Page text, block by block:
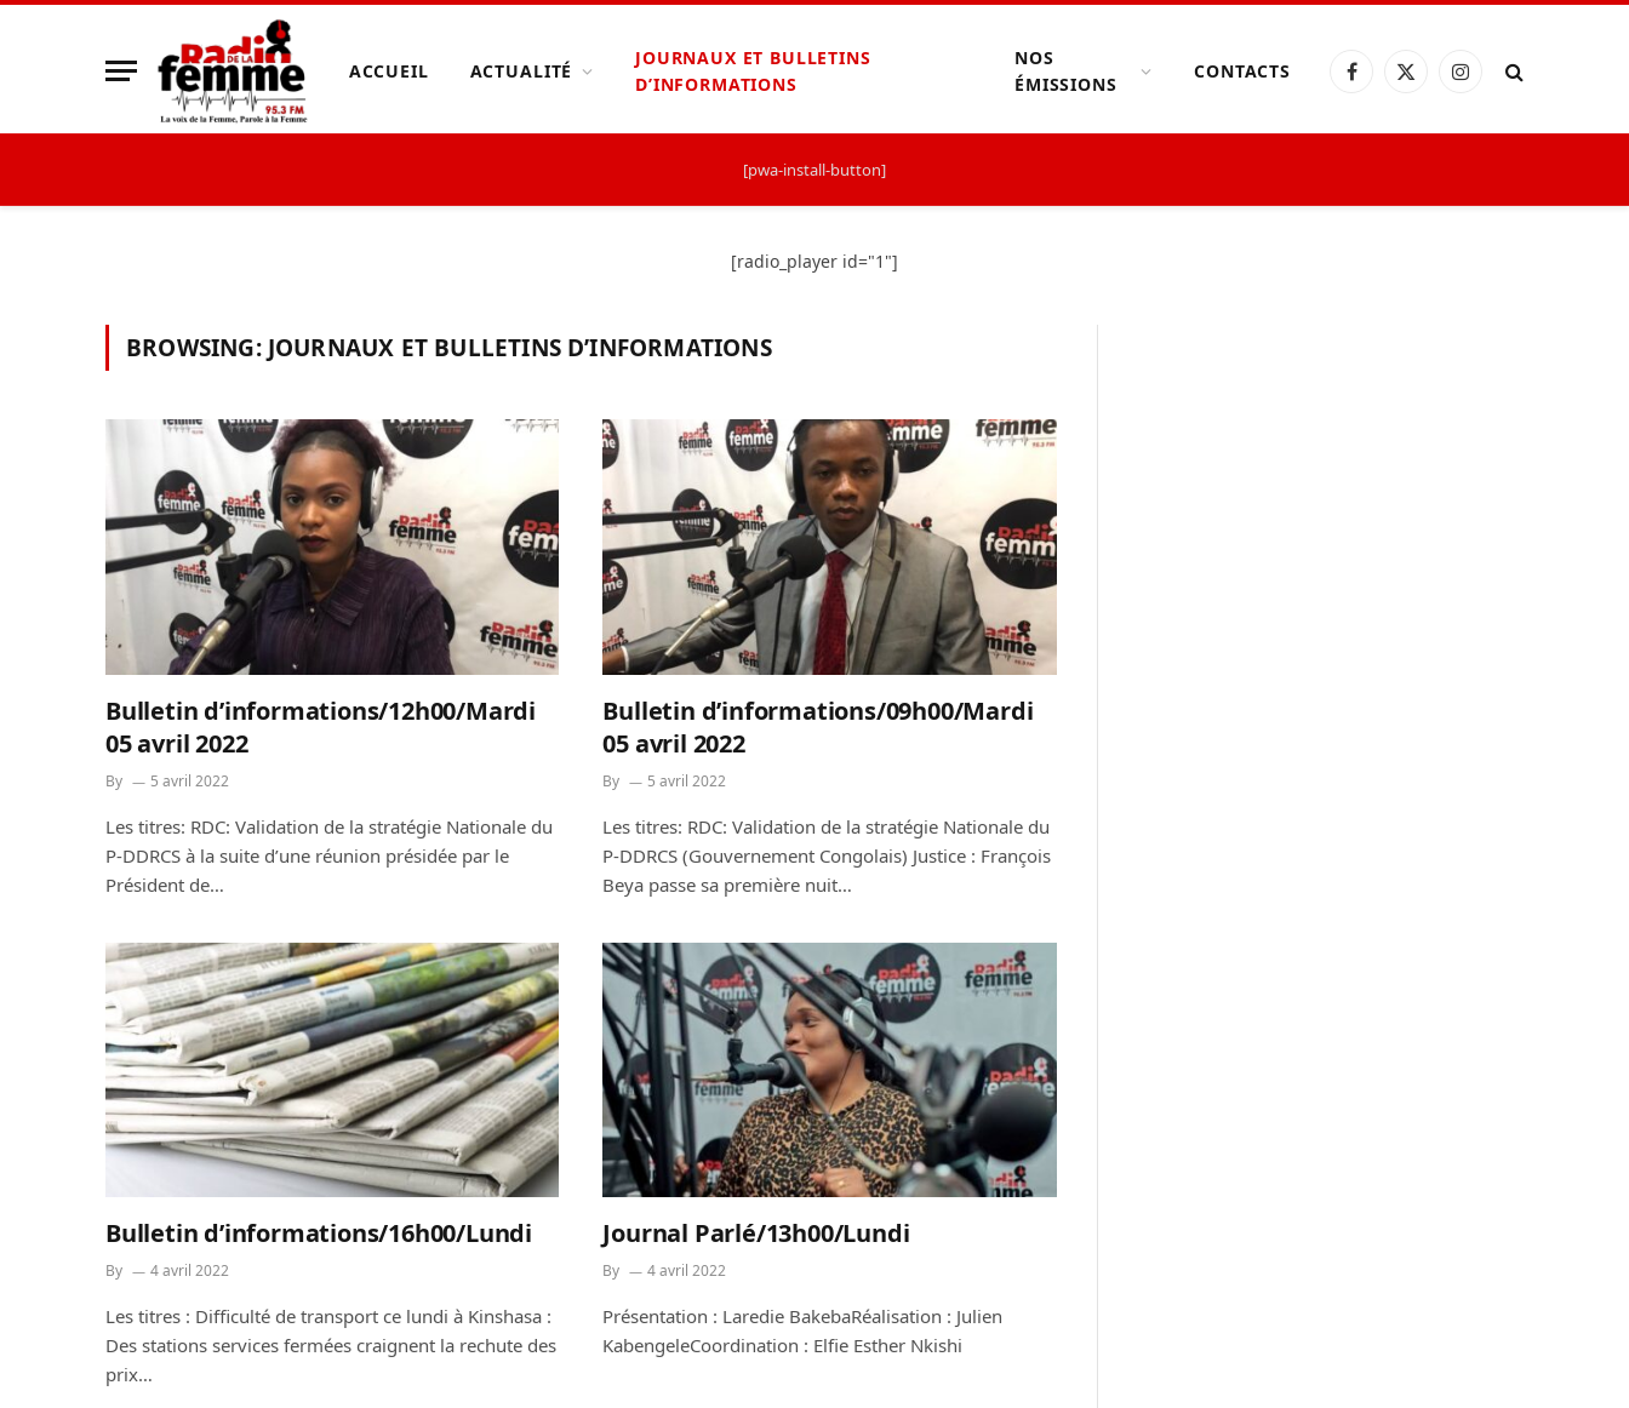
ACCUEIL ACTUALITÉ
JOURNAUX ET BULLETINS
D’INFORMATIONS
NOS
ÉMISSIONS
CONTACTS Facebook
X
Instagram
[pwa-install-button]
[radio_player id="1"]
BROWSING: JOURNAUX ET BULLETINS D’INFORMATIONS
Bulletin d’informations/12h00/Mardi
05 avril 2022
By 5 avril 2022
Les titres: RDC: Validation de la stratégie Nationale du
P-DDRCS à la suite d’une réunion présidée par le
Président de…
Bulletin d’informations/09h00/Mardi
05 avril 2022
By 5 avril 2022
Les titres: RDC: Validation de la stratégie Nationale du
P-DDRCS (Gouvernement Congolais) Justice : François
Beya passe sa première nuit…
Bulletin d’informations/16h00/Lundi
By 4 avril 2022
Les titres : Difficulté de transport ce lundi à Kinshasa :
Des stations services fermées craignent la rechute des
prix…
Journal Parlé/13h00/Lundi
By 4 avril 2022
Présentation : Laredie BakebaRéalisation : Julien
KabengeleCoordination : Elfie Esther Nkishi